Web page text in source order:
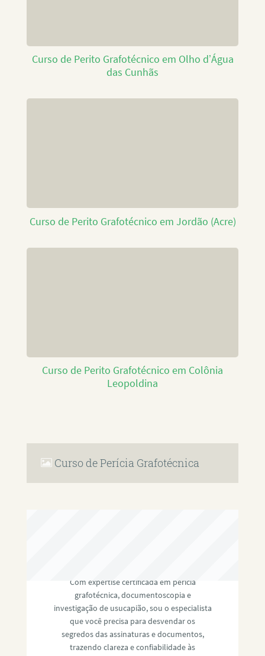
Curso de Perito Grafotécnico em Olho d’Água
das Cunhãs
Curso de Perito Grafotécnico em Jordão (Acre)
Curso de Perito Grafotécnico em Colônia
Leopoldina
Curso de Perícia Grafotécnica
Com expertise certificada em perícia
grafotécnica, documentoscopia e
investigação de usucapião, sou o especialista
que você precisa para desvendar os
segredos das assinaturas e documentos,
trazendo clareza e confiabilidade às